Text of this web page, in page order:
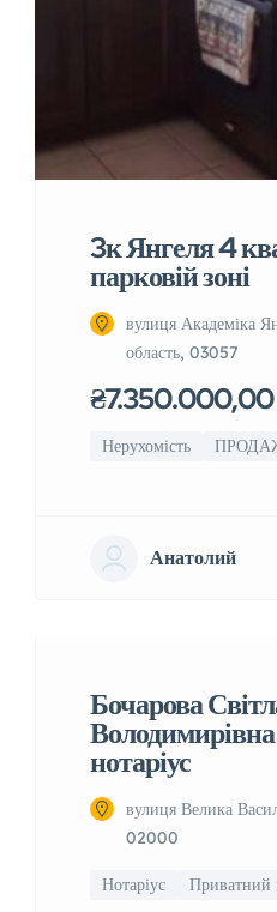
3к Янгеля 4
парковій зоні
вулиця Академіка
область, 03057
₴7.350.000,00
Нерухомість
Анатолий
Бочарова
нотаріус
вулиця Велика
02000
Нотаріус Приватний